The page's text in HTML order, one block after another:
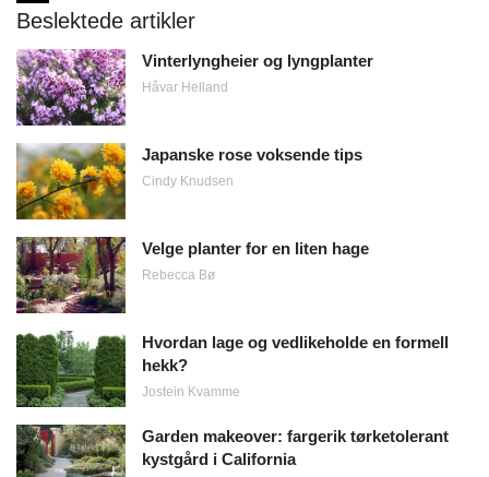
Beslektede artikler
Vinterlyngheier og lyngplanter
Håvar Helland
Japanske rose voksende tips
Cindy Knudsen
Velge planter for en liten hage
Rebecca Bø
Hvordan lage og vedlikeholde en formell
hekk?
Jostein Kvamme
Garden makeover: fargerik tørketolerant
kystgård i California